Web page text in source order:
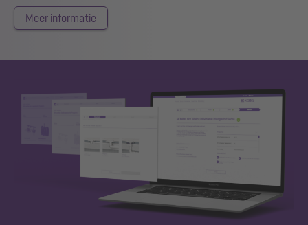
Meer informatie